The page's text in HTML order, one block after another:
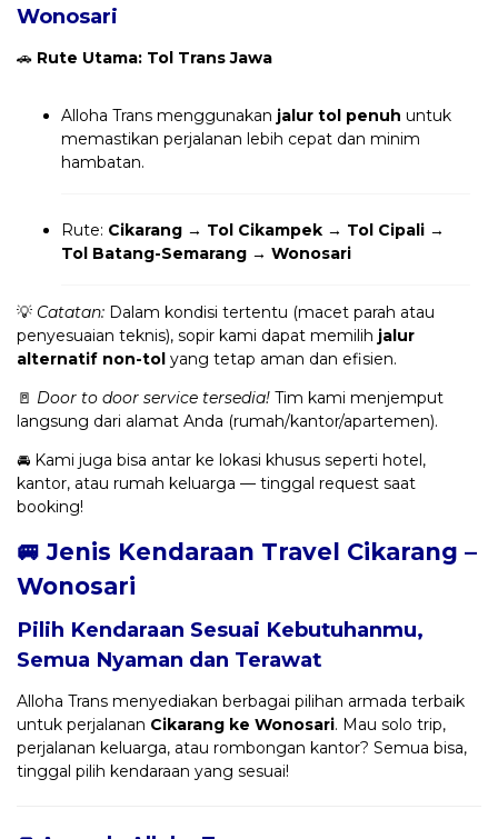
Wonosari
🚗 Rute Utama: Tol Trans Jawa
Alloha Trans menggunakan jalur tol penuh untuk
memastikan perjalanan lebih cepat dan minim
hambatan.
Rute: Cikarang → Tol Cikampek → Tol Cipali →
Tol Batang-Semarang → Wonosari
💡 Catatan: Dalam kondisi tertentu (macet parah atau
penyesuaian teknis), sopir kami dapat memilih jalur
alternatif non-tol yang tetap aman dan efisien.
🚪 Door to door service tersedia! Tim kami menjemput
langsung dari alamat Anda (rumah/kantor/apartemen).
🚘 Kami juga bisa antar ke lokasi khusus seperti hotel,
kantor, atau rumah keluarga — tinggal request saat
booking!
🚐 Jenis Kendaraan Travel Cikarang –
Wonosari
Pilih Kendaraan Sesuai Kebutuhanmu,
Semua Nyaman dan Terawat
Alloha Trans menyediakan berbagai pilihan armada terbaik
untuk perjalanan Cikarang ke Wonosari. Mau solo trip,
perjalanan keluarga, atau rombongan kantor? Semua bisa,
tinggal pilih kendaraan yang sesuai!